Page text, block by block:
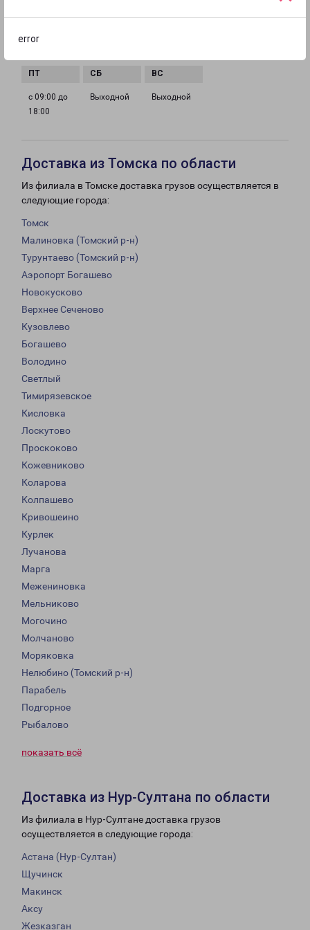
errorс 09:00 до
с 09:00 до
18:00
Выходной Выходной
Доставка из Томска по области
Из филиала в Томске доставка грузов осуществляется в
следующие города:
Томск
Малиновка (Томский р-н)
Турунтаево (Томский р-н)
Аэропорт Богашево
Новокусково
Верхнее Сеченово
Кузовлево
Богашево
Володино
Светлый
Тимирязевское
Кисловка
Лоскутово
Проскоково
Кожевниково
Коларова
Колпашево
Кривошеино
Курлек
Лучанова
Марга
Межениновка
Мельниково
Могочино
Молчаново
Моряковка
Нелюбино (Томский р-н)
Парабель
Подгорное
Рыбалово
показать всё
Доставка из Нур-Султана по области
Из филиала в Нур-Султане доставка грузов
осуществляется в следующие города:
Астана (Нур-Султан)
Щучинск
Макинск
Аксу
Жезказган